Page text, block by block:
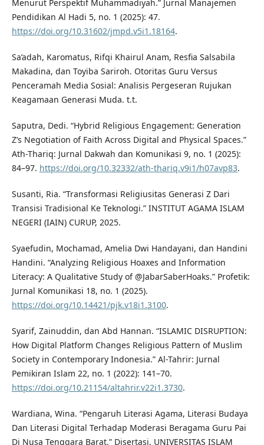
Menurut Perspektif Muhammadiyah.” Jurnal Manajemen
Pendidikan Al Hadi 5, no. 1 (2025): 47.
https://doi.org/10.31602/jmpd.v5i1.18164.
Sa’adah, Karomatus, Rifqi Khairul Anam, Resfia Salsabila
Makadina, dan Toyiba Sariroh. Otoritas Guru Versus
Penceramah Media Sosial: Analisis Pergeseran Rujukan
Keagamaan Generasi Muda. t.t.
Saputra, Dedi. “Hybrid Religious Engagement: Generation
Z’s Negotiation of Faith Across Digital and Physical Spaces.”
Ath-Thariq: Jurnal Dakwah dan Komunikasi 9, no. 1 (2025):
84–97. https://doi.org/10.32332/ath-thariq.v9i1/h07avp83.
Susanti, Ria. “Transformasi Religiusitas Generasi Z Dari
Transisi Tradisional Ke Teknologi.” INSTITUT AGAMA ISLAM
NEGERI (IAIN) CURUP, 2025.
Syaefudin, Mochamad, Amelia Dwi Handayani, dan Handini
Handini. “Analyzing Religious Hoaxes and Information
Literacy: A Qualitative Study of @JabarSaberHoaks.” Profetik:
Jurnal Komunikasi 18, no. 1 (2025).
https://doi.org/10.14421/pjk.v18i1.3100.
Syarif, Zainuddin, dan Abd Hannan. “ISLAMIC DISRUPTION:
How Digital Platform Changes Religious Pattern of Muslim
Society in Contemporary Indonesia.” Al-Tahrir: Jurnal
Pemikiran Islam 22, no. 1 (2022): 141–70.
https://doi.org/10.21154/altahrir.v22i1.3730.
Wardiana, Wina. “Pengaruh Literasi Agama, Literasi Budaya
Dan Literasi Digital Terhadap Moderasi Beragama Guru Pai
Di Nusa Tenggara Barat.” Disertasi, UNIVERSITAS ISLAM